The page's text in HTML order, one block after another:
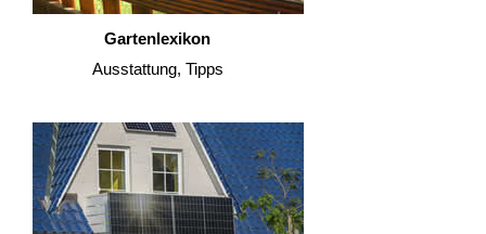
Gartenlexikon
Ausstattung, Tipps